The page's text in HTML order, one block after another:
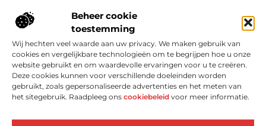
Beheer cookie
toestemming
Wij hechten veel waarde aan uw privacy. We maken gebruik van
cookies en vergelijkbare technologieën om te begrijpen hoe u onze
website gebruikt en om waardevolle ervaringen voor u te creëren.
Deze cookies kunnen voor verschillende doeleinden worden
gebruikt, zoals gepersonaliseerde advertenties en het meten van
het sitegebruik. Raadpleeg ons cookiebeleid voor meer informatie.
het op Bullwackie.nl.
Verken een breed scala aan blogs en artikelen die je inspireren,
informeren en verrijken, van kleine momenten tot grote
inzichten.
Bericht categorie
Onze informatie